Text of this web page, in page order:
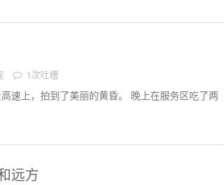
1次吐槽
速上，拍到了美丽的黄昏。 晚上在服务区吃了两
远方